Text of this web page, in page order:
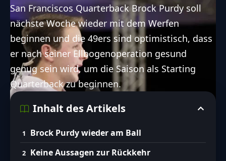
San Franciscos Quarterback Brock Purdy soll
nächste Woche wieder mit dem Werfen
beginnen und die 49ers sind optimistisch, dass
er nachseiner Ellbogenoperation gesund
genug sein wird, um die Saison als Starting
Quarterback zu beginnen.
Inhalt des Artikels
Brock Purdy wieder am Ball
Keine Aussagen zur Rückkehr